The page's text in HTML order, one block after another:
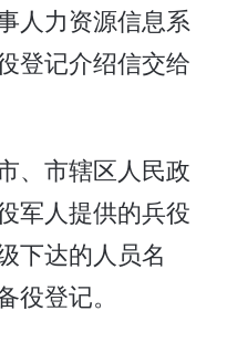
人力资源信息系
登记介绍信交给
、市辖区人民政
军人提供的兵役
下达的人员名
登记。